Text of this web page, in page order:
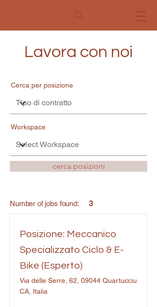
Lavora con noi
Cerca per posizione
Workspace
cerca posizioni
Number of jobs found: 3
Posizione: Meccanico
Specializzato Ciclo & E-
Bike (Esperto)
Via delle Serre, 62, 09044 Quartucciu
CA, Italia